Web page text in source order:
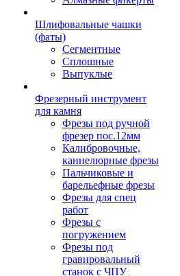
Шлифовальные чашки
(фаты)
Сегментные
Сплошные
Выпуклые
Фрезерный инструмент
для камня
Фрезы под ручной
фрезер пос.12мм
Калибровочные,
каннелюрные фрезы
Пальчиковые и
барельефные фрезы
Фрезы для спец
работ
Фрезы с
погружением
Фрезы под
гравировальный
станок с ЧПУ